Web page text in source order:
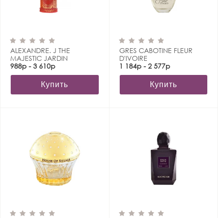
ALEXANDRE. J THE
MAJESTIC JARDIN
988р - 3 610р
Купить
GRES CABOTINE FLEUR
D'IVOIRE
1 184р - 2 577р
Купить